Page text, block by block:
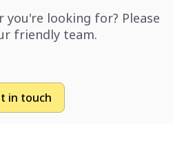
you're looking for? Please
friendly team.
in touch